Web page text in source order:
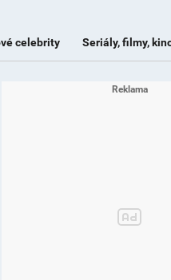
celebrity Seriály, filmy,